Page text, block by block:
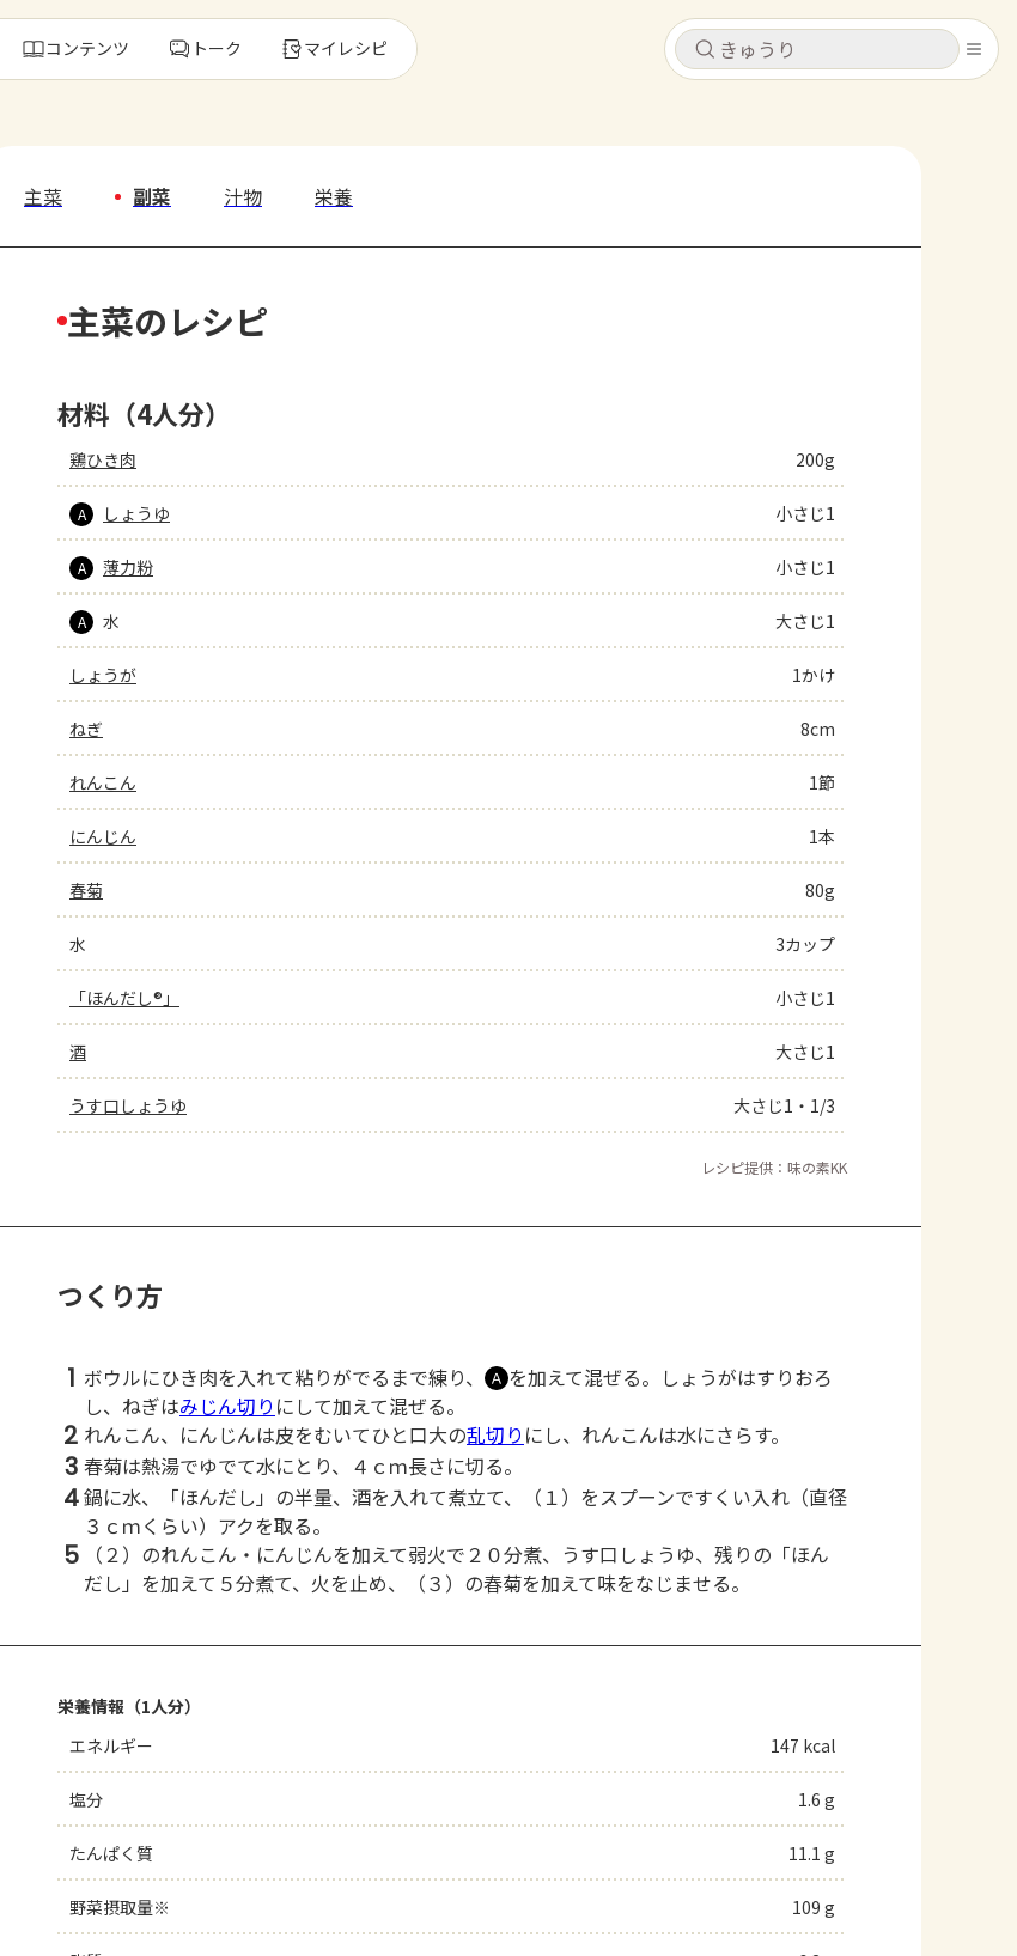
キャンセル
よくあるお問い合わせ
お買い物
キャンセル
コンテンツ トーク マイレシピ
もっと見る
主菜 副菜 汁物 栄養
主菜のレシピ
材料（4人分）
鶏ひき肉 200g
A しょうゆ 小さじ1
A 薄力粉 小さじ1
A 水 大さじ1
しょうが 1かけ
ねぎ 8cm
れんこん 1節
にんじん 1本
春菊 80g
水 3カップ
「ほんだし®」 小さじ1
酒 大さじ1
うす口しょうゆ 大さじ1・1/3
レシピ提供：味の素KK
つくり方
1 ボウルにひき肉を入れて粘りがでるまで練り、 Ａ を加えて混ぜる。しょうがはすりおろ
し、ねぎはみじん切り にして加えて混ぜる。
2 れんこん、にんじんは皮をむいてひと口大の乱切り にし、れんこんは水にさらす。
3 春菊は熱湯でゆでて水にとり、４ｃｍ長さに切る。
4鍋に水、「ほんだし」の半量、酒を入れて煮立て、（１）をスプーンですくい入れ（直径
３ｃｍくらい）アクを取る。
5
（２）のれんこん・にんじんを加えて弱火で２０分煮、うす口しょうゆ、残りの「ほん
だし」を加えて５分煮て、火を止め、（３）の春菊を加えて味をなじませる。
栄養情報（1人分）
エネルギー
147 kcal
塩分 1.6 g
たんぱく質 11.1 g
野菜摂取量※ 109 g